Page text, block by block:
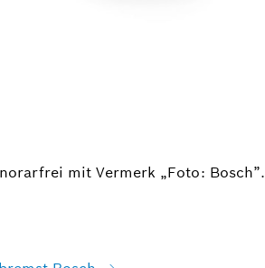
mit Vermerk „Foto: Bosch”.